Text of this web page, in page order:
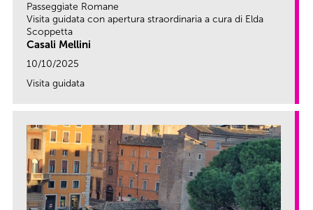
Passeggiate Romane
Visita guidata con apertura straordinaria a cura di Elda
Scoppetta
Casali Mellini
10/10/2025
Visita guidata